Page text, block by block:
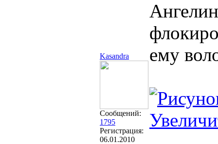
Kasandra
Сообщений:
1795
Регистрация:
06.01.2010
ему